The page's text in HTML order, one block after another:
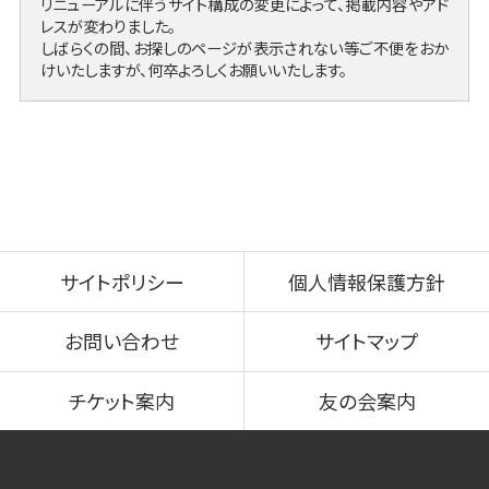
レスが変わりました。
しばらくの間、お探しのページが表示されない等ご不便をおか
けいたしますが、何卒よろしくお願いいたします。
サイトポリシー 個人情報保護方針
お問い合わせ サイトマップ
チケット案内
友の会案内